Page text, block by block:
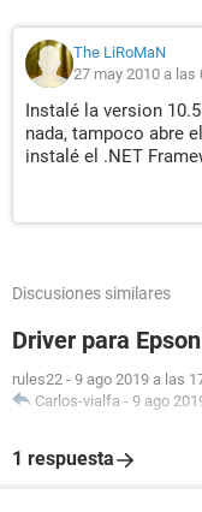
The LiRoMaN
27 may 2010 a las
Instalé la version
nada, tampoco abre
instalé el .NET
Discusiones similares
Driver para
rules22 - 9 ago 2019 a las
Carlos-vialfa - 9 ago
1 respuesta